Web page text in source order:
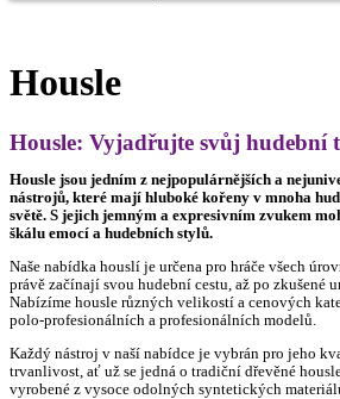
Housle
Housle: Vyjadřujte svůj hudební
Housle jsou jedním z nejpopulárnějších a
nástrojů, které mají hluboké kořeny v mnoha
světě. S jejich jemným a expresivním zvukem
škálu emocí a hudebních stylů.
Naše nabídka houslí je určena pro hráče všech
právě začínají svou hudební cestu, až po zkušené
Nabízíme housle různých velikostí a cenových
polo-profesionálních a profesionálních modelů.
Každý nástroj v naší nabídce je vybrán pro jeho
trvanlivost, ať už se jedná o tradiční dřevěné
vyrobené z vysoce odolných syntetických